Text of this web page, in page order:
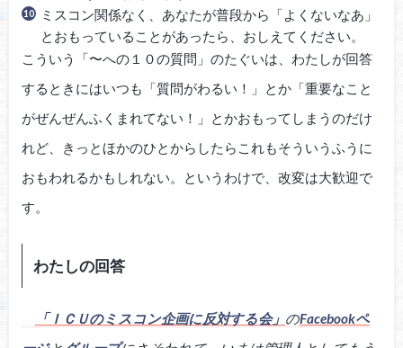
ミスコン関係なく、あなたが普段から「よくないなあ」
とおもっていることがあったら、おしえてください。
こういう「〜への１０の質問」のたぐいは、わたしが回答
するときにはいつも「質問がわるい！」とか「重要なこと
がぜんぜんふくまれてない！」とかおもってしまうのだけ
れど、きっとほかのひとからしたらこれもそういうふうに
おもわれるかもしれない。というわけで、改変は大歓迎で
す。
わたしの回答
「ＩＣＵのミスコン企画に反対する会」 のFacebookペ